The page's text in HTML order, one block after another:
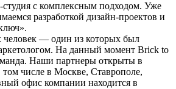
с комплексным подходом. Уже
разработкой дизайн-проектов и
человек — один из которых был
На данный момент Brick to
Наши партнеры открыты в
том числе в Москве, Ставрополе,
офис компании находится в